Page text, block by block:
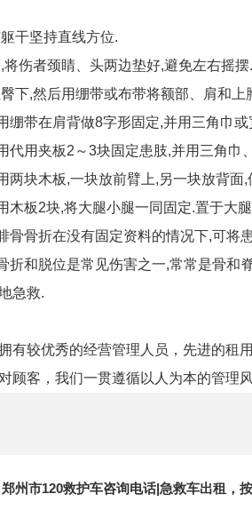
干坚持直线方位.
伤者颈睛、头两边垫好,避免左右摇摆.
下,然后用绷带或布带将额部、肩和
绷带在肩背做8字形固定,并用三角巾
代用夹板2～3块固定患肢,并用三角巾
两块木板,一块放前臂上,另一块放背
木板2块,将大腿小腿一同固定.置于大
骨骨折在没有固定资料的情况下,可将
折和脱位是常见伤害之一,常常是骨和
急救.
有较优秀的经营管理人员，先进的租
顾客，我们一贯遵循以人为本的管理
郑州市120救护车咨询电话|急救车出租，